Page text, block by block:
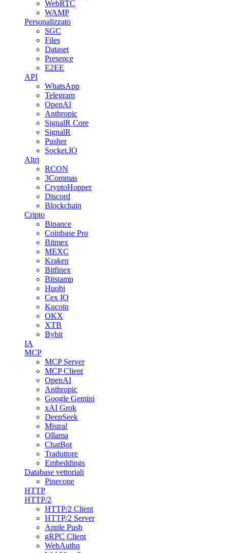
WebRTC
WAMP
Personalizzato
SGC
Files
Dataset
Presence
E2EE
API
WhatsApp
Telegram
OpenAI
Anthropic
SignalR Core
SignalR
Pusher
Socket.IO
Altri
RCON
3Commas
CryptoHopper
Discord
Blockchain
Cripto
Binance
Coinbase Pro
Bitmex
MEXC
Kraken
Bitfinex
Bitstamp
Huobi
Cex IO
Kucoin
OKX
XTB
Bybit
IA
MCP
MCP Server
MCP Client
OpenAI
Anthropic
Google Gemini
xAI Grok
DeepSeek
Mistral
Ollama
ChatBot
Traduttore
Embeddings
Database vettoriali
Pinecone
HTTP
HTTP/2
HTTP/2 Client
HTTP/2 Server
Apple Push
gRPC Client
WebAuthn